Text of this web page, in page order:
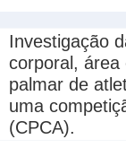
Investigação
corporal, área
palmar de
uma
(CPCA).